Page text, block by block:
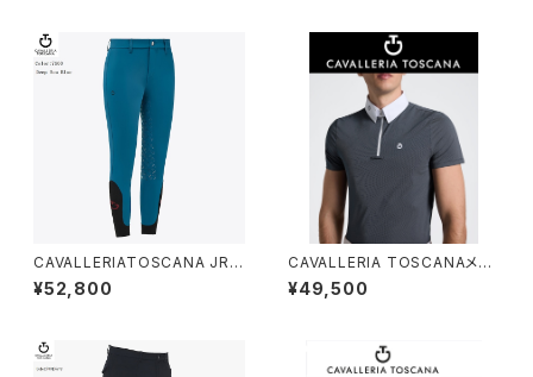
CAVALLERIATOSCANA JRユ
ニセックスFGブリーチPAK003
JE010
¥52,800
CAVALLERIA TOSCANAメン
¥49,500